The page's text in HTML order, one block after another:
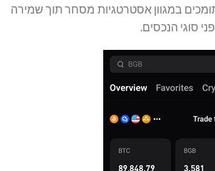
של עד פי 25 תומכים במגוון אסטרטגיות מסחר תוך שמירה
סוגי הנכסים.